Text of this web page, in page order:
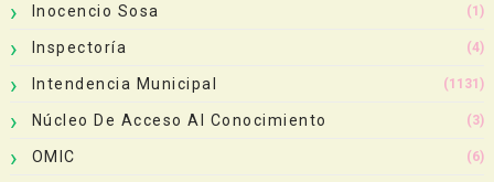
Inocencio Sosa (1)
Inspectoría (4)
Intendencia Municipal (1131)
Núcleo De Acceso Al Conocimiento (3)
OMIC (6)